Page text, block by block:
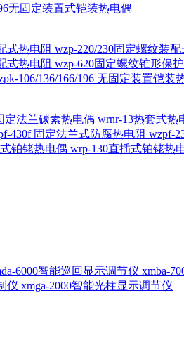
无固定装置式铠装热电偶
式热电阻 wzp-220/230固定螺纹装配
式热电阻 wzp-620固定螺纹锥形保
106/136/166/196 无固定装置铠装
定法兰碳素热电偶 wrnr-13热套式热
430f 固定法兰式防腐热电阻 wzpf-
铂铑热电偶 wrp-130直插式铂铑热
6000智能巡回显示调节仪 xmba-
仪 xmga-2000智能光柱显示调节仪